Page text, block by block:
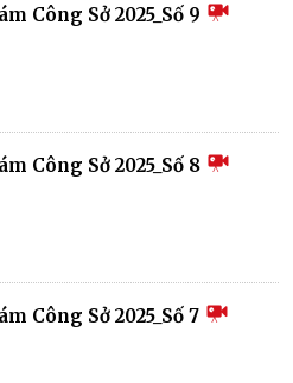
Công Sở 2025_Số 9
Công Sở 2025_Số 8
Công Sở 2025_Số 7